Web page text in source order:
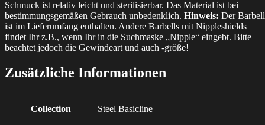
Schmuck ist relativ leicht und sterilisierbar. Das Material ist bei
bestimmungsgemäßen Gebrauch unbedenklich. Hinweis: Der Barbell
ist im Lieferumfang enthalten. Andere Barbells mit Nippleshields
findet Ihr z.B., wenn Ihr in die Suchmaske „Nipple“ eingebt. Bitte
beachtet jedoch die Gewindeart und auch -größe!
Zusätzliche Informationen
Collection Steel Basicline